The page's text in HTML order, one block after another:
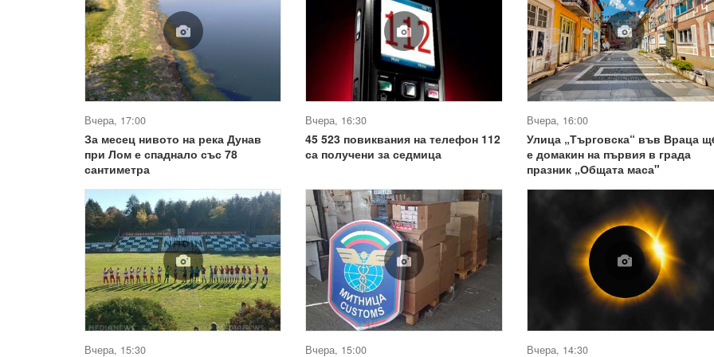
Вчера, 17:00
За месец нивото на река Дунав
при Лом е спаднало със 78
сантиметра
Вчера, 16:30
45 523 повиквания на телефон 112
са получени за седмица
Вчера, 16:00
Улица „Търговска“ във Враца
е домакин на първия в града
празник „Общата маса"
Вчера, 15:30 Вчера, 15:00 Вчера, 14:30